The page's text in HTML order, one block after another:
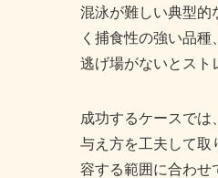
混泳が難しい典型的
く捕食性の強い品
逃げ場がないとスト
成功するケースで
与え方を工夫して取
容する範囲に合わせ